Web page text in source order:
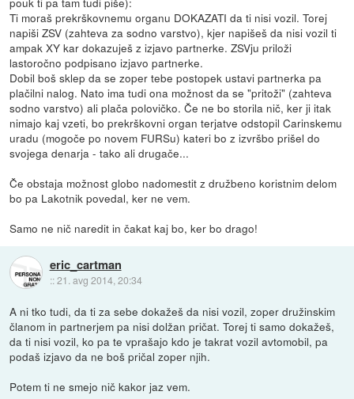
Ti moraš prekrškovnemu organu DOKAZATI da ti nisi vozil. Torej
napiši ZSV (zahteva za sodno varstvo), kjer napišeš da nisi vozil ti
ampak XY kar dokazuješ z izjavo partnerke. ZSVju priloži
lastoročno podpisano izjavo partnerke.
Dobil boš sklep da se zoper tebe postopek ustavi partnerka pa
plačilni nalog. Nato ima tudi ona možnost da se "pritoži" (zahteva
sodno varstvo) ali plača polovičko. Če ne bo storila nič, ker ji itak
nimajo kaj vzeti, bo prekrškovni organ terjatve odstopil Carinskemu
uradu (mogoče po novem FURSu) kateri bo z izvršbo prišel do
svojega denarja - tako ali drugače...
Če obstaja možnost globo nadomestit z družbeno koristnim delom
bo pa Lakotnik povedal, ker ne vem.
Samo ne nič naredit in čakat kaj bo, ker bo drago!
eric_cartman
::21. avg 2014, 20:34
A ni tko tudi, da ti za sebe dokažeš da nisi vozil, zoper družinskim
članom in partnerjem pa nisi dolžan pričat. Torej ti samo dokažeš,
da ti nisi vozil, ko pa te vprašajo kdo je takrat vozil avtomobil, pa
podaš izjavo da ne boš pričal zoper njih.
Potem ti ne smejo nič kakor jaz vem.